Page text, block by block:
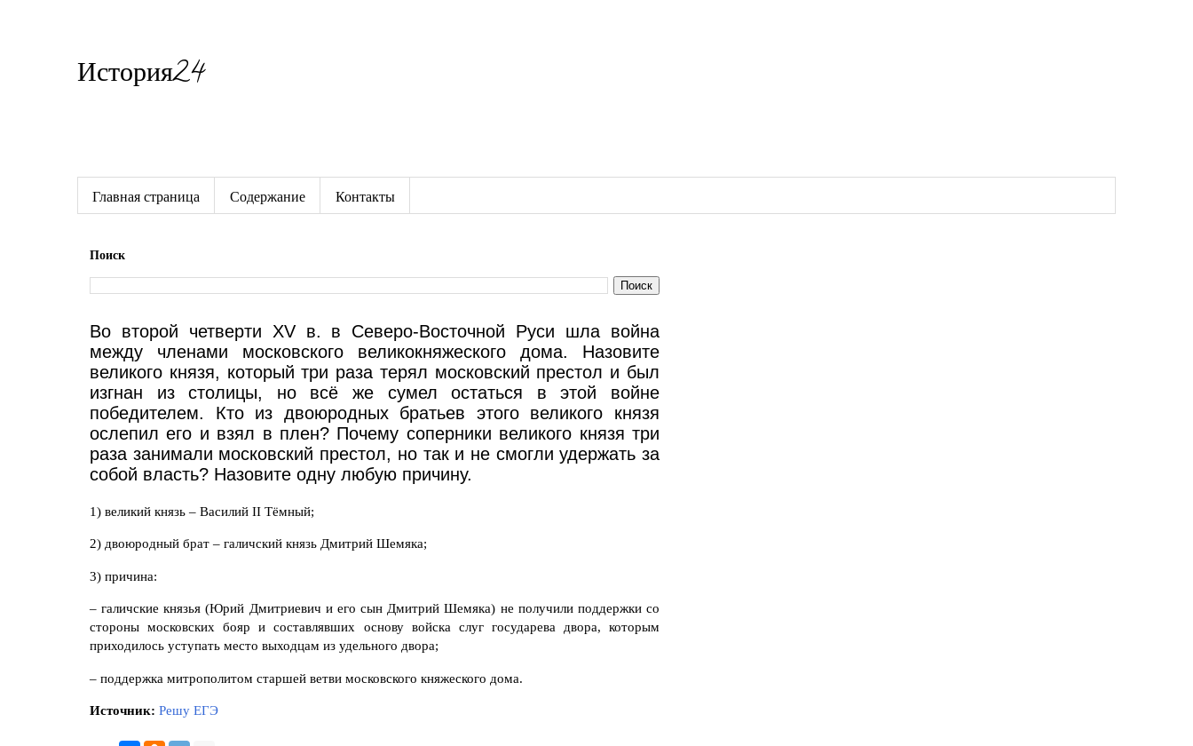
История24
Главная страница Содержание Контакты
Поиск
Во второй четверти XV в. в Северо-Восточной Руси шла война
между членами московского великокняжеского дома. Назовите
великого князя, который три раза терял московский престол и был
изгнан из столицы, но всё же сумел остаться в этой войне
победителем. Кто из двоюродных братьев этого великого князя
ослепил его и взял в плен? Почему соперники великого князя три
раза занимали московский престол, но так и не смогли удержать за
собой власть? Назовите одну любую причину.
1) великий князь – Василий II Тёмный;
2) двоюродный брат – галичский князь Дмитрий Шемяка;
3) причина:
– галичские князья (Юрий Дмитриевич и его сын Дмитрий Шемяка) не получили поддержки со
стороны московских бояр и составлявших основу войска слуг государева двора, которым
приходилось уступать место выходцам из удельного двора;
– поддержка митрополитом старшей ветви московского княжеского дома.
Источник: Решу ЕГЭ